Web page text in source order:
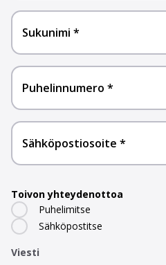
Sukunimi
Puhelinnumero
Sähköpostiosoite
Toivon yhteydenottoa
Puhelimitse
Sähköpostitse
Viesti